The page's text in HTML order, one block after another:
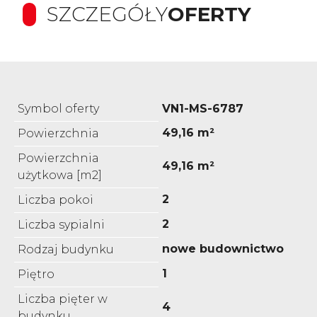
SZCZEGÓŁYOFERTY
Symbol oferty
VN1-MS-6787
Powierzchnia
49,16 m²
Powierzchnia
użytkowa [m2]
49,16 m²
Liczba pokoi
2
Liczba sypialni
2
Rodzaj budynku
nowe budownictwo
Piętro
1
Liczba pięter w
4